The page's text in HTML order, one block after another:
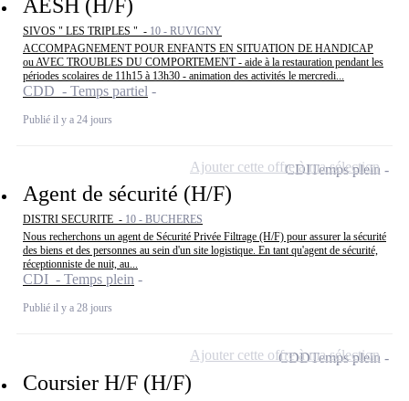
AESH (H/F)
SIVOS " LES TRIPLES " - 10 - RUVIGNY
ACCOMPAGNEMENT POUR ENFANTS EN SITUATION DE HANDICAP
ou AVEC TROUBLES DU COMPORTEMENT - aide à la restauration pendant les
périodes scolaires de 11h15 à 13h30 - animation des activités le mercredi...
CDD - Temps partiel
Publié il y a 24 jours
Agent de sécurité (H/F)
DISTRI SECURITE - 10 - BUCHERES
Nous recherchons un agent de Sécurité Privée Filtrage (H/F) pour assurer la sécurité
des biens et des personnes au sein d'un site logistique. En tant qu'agent de sécurité,
réceptionniste de nuit, au...
CDI - Temps plein
Publié il y a 28 jours
CDITemps plein
Ajouter cette offre à ma sélection
Coursier H/F (H/F)
CDDTemps plein
Ajouter cette offre à ma sélection